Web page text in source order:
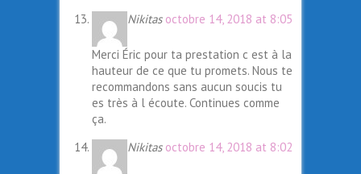
Nikitas octobre 14, 2018 at 8:05
Merci Éric pour ta prestation c est à la
hauteur de ce que tu promets. Nous te
recommandons sans aucun soucis tu
es très à l écoute. Continues comme
ça.
Nikitas octobre 14, 2018 at 8:02